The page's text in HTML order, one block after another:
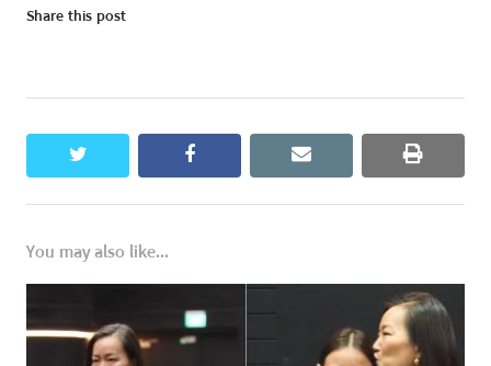
Share this post
twitter facebook email print
You may also like...